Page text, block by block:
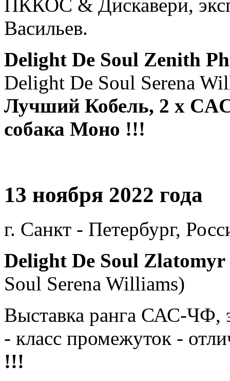
ПККОС & Дискавери,
Васильев.
Delight De Soul Zenith
Delight De Soul Serena
Лучший Кобель, 2 х
собака Моно !!!
13 ноября 2022 года
г. Санкт - Петербург,
Delight De Soul Zlatomyr
Soul Serena Williams)
Выставка ранга САС-ЧФ,
- класс промежуток -
!!!